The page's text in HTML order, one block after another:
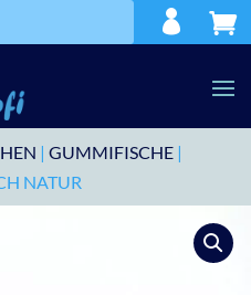
| GUMMIFISCHE |
NATUR